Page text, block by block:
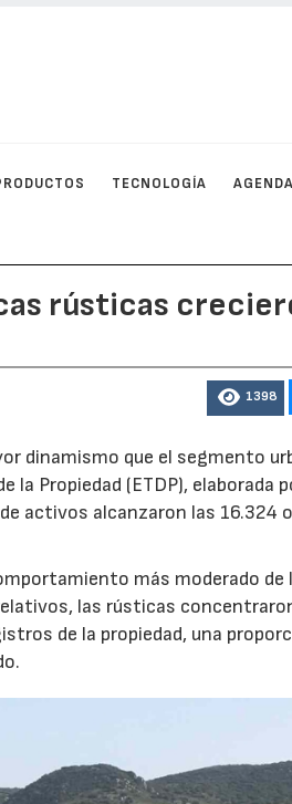
TECNOLOGÍA AGENDA
rústicas
1398
dinamismo que el segmento
la Propiedad (ETDP),
activos alcanzaron las 16.324
más moderado de
las rústicas
de la propiedad, una